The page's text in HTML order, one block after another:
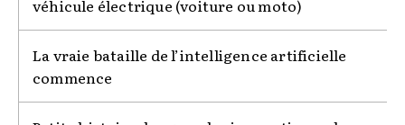
véhicule électrique (voiture ou moto)
La vraie bataille de l’intelligence artificielle
commence